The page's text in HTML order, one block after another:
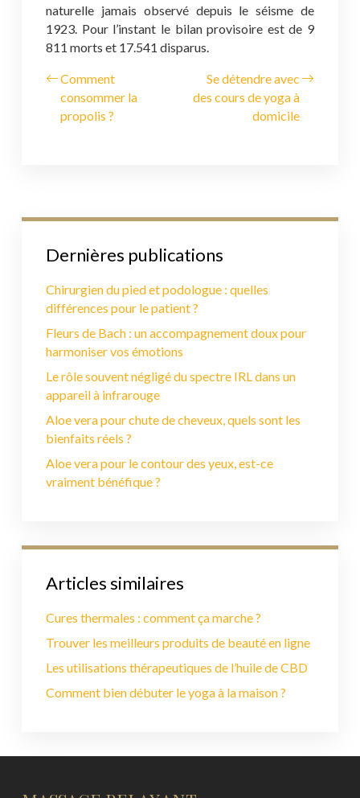
naturelle jamais observé depuis le séisme de
1923. Pour l’instant le bilan provisoire est de 9
811 morts et 17.541 disparus.
Comment
consommer la
propolis ?
Se détendre avec
des cours de yoga à
domicile
Dernières publications
Chirurgien du pied et podologue : quelles
différences pour le patient ?
Fleurs de Bach : un accompagnement doux pour
harmoniser vos émotions
Le rôle souvent négligé du spectre IRL dans un
appareil à infrarouge
Aloe vera pour chute de cheveux, quels sont les
bienfaits réels ?
Aloe vera pour le contour des yeux, est-ce
vraiment bénéfique ?
Articles similaires
Cures thermales : comment ça marche ?
Trouver les meilleurs produits de beauté en ligne
Les utilisations thérapeutiques de l’huile de CBD
Comment bien débuter le yoga à la maison ?